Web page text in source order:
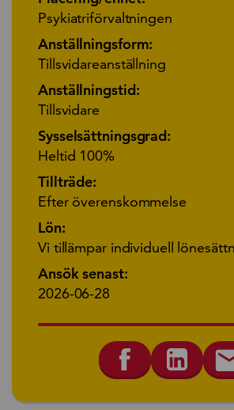
Psykiatriförvaltningen
Anställningsform:
Tillsvidareanställning
Anställningstid:
Tillsvidare
Sysselsättningsgrad:
Heltid 100%
Tillträde:
Efter överenskommelse
Lön:
Vi tillämpar individuell
Ansök senast:
2026-06-28